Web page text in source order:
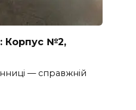
Корпус №2,
— справжній